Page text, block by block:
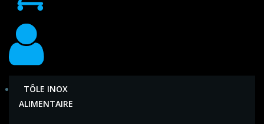
TÔLE INOX
ALIMENTAIRE